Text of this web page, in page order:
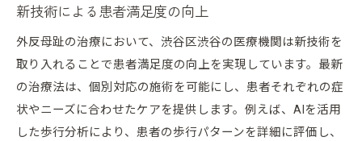
新技術による患者満足度の向上
外反母趾の治療において、渋谷区渋谷の医療機関は新技術を
取り入れることで患者満足度の向上を実現しています。最新
の治療法は、個別対応の施術を可能にし、患者それぞれの症
状やニーズに合わせたケアを提供します。例えば、AIを活用
した歩行分析により、患者の歩行パターンを詳細に評価し、